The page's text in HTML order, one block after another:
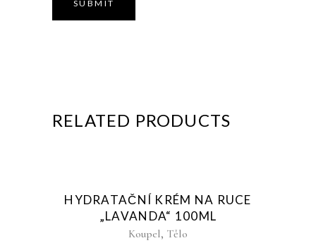
RELATED PRODUCTS
Sold
HYDRATAČNÍ KRÉM NA RUCE
„LAVANDA“ 100ML
Koupel, Tělo